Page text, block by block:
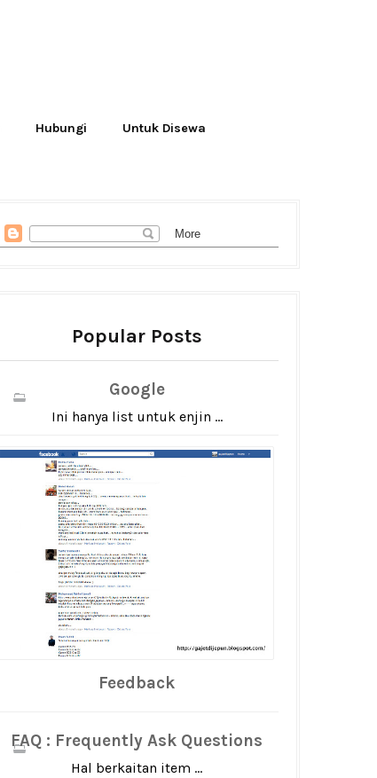
Hubungi Untuk Disewa
Popular Posts
Google
Ini hanya list untuk enjin ...
Feedback
FAQ : Frequently Ask Questions
Hal berkaitan item ...